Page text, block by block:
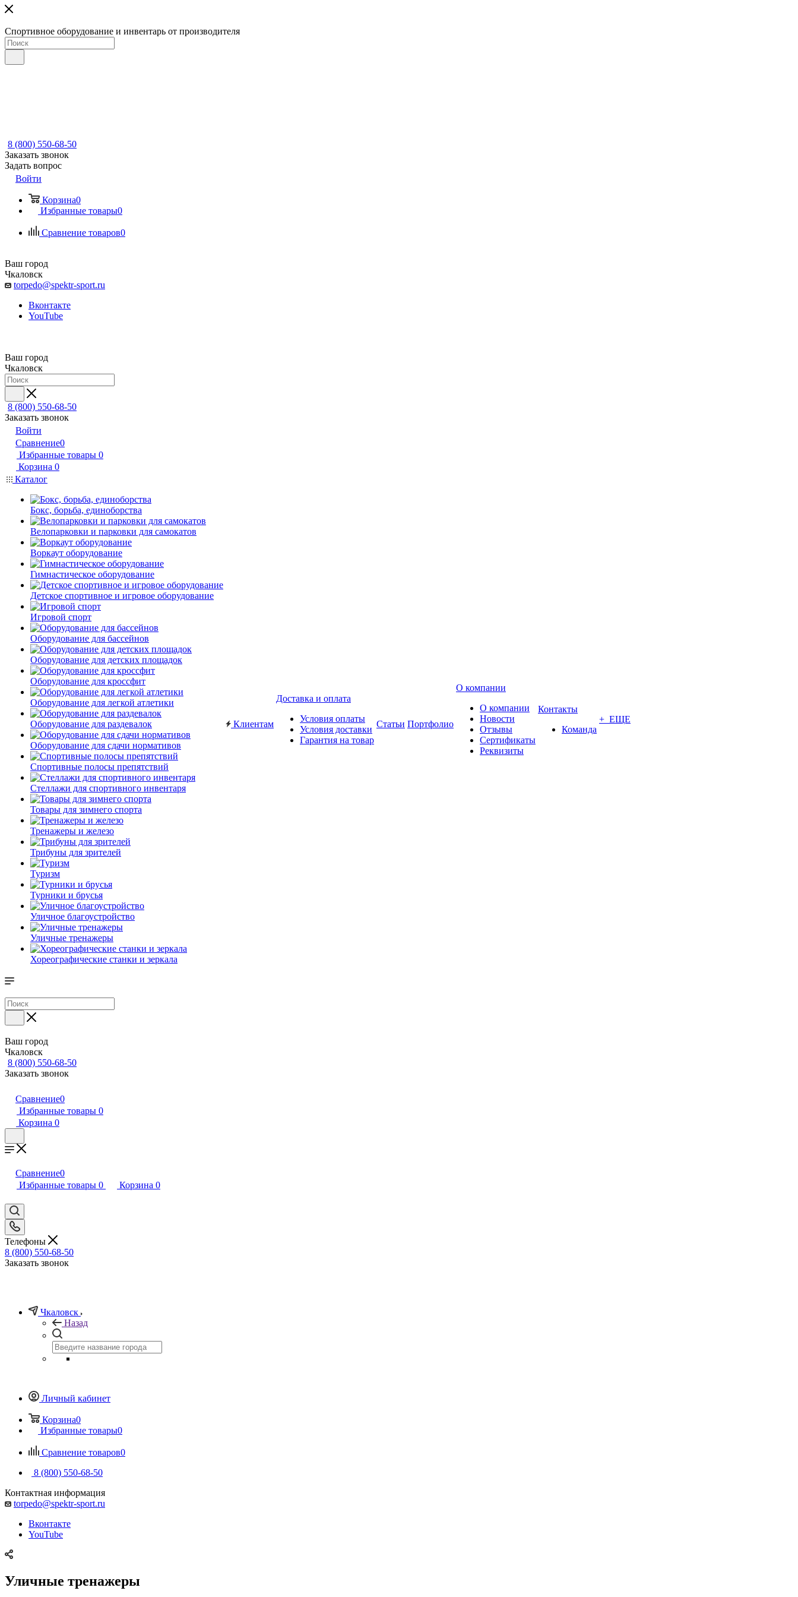
Спортивное оборудование и инвентарь от производителя
8 (800) 550-68-50
Заказать звонок
Задать вопрос
Войти
Корзина0
Избранные товары0
Сравнение товаров0
Ваш город
Чкаловск
torpedo@spektr-sport.ru
Вконтакте
YouTube
Ваш город
Чкаловск
8 (800) 550-68-50
Заказать звонок
Войти
Сравнение0
Избранные товары 0
Корзина 0
Каталог
Бокс, борьба, единоборства
Велопарковки и парковки для самокатов
Воркаут оборудование
Гимнастическое оборудование
Детское спортивное и игровое оборудование
Игровой спорт
Оборудование для бассейнов
Оборудование для детских площадок
Оборудование для кроссфит
Оборудование для легкой атлетики
Оборудование для раздевалок
Оборудование для сдачи нормативов
Спортивные полосы препятствий
Стеллажи для спортивного инвентаря
Товары для зимнего спорта
Тренажеры и железо
Трибуны для зрителей
Туризм
Турники и брусья
Уличное благоустройство
Уличные тренажеры
Хореографические станки и зеркала
Клиентам
Доставка и оплата
Условия оплаты
Условия доставки
Гарантия на товар
Статьи Портфолио
О компании
О компании
Новости
Отзывы
Сертификаты
Реквизиты
Контакты
Команда
+ ЕЩЕ
Ваш город
Чкаловск
8 (800) 550-68-50
Заказать звонок
Сравнение0
Избранные товары 0
Корзина 0
Сравнение0
Избранные товары 0 Корзина 0
Телефоны
8 (800) 550-68-50
Заказать звонок
Чкаловск
Назад
Личный кабинет
Корзина0
Избранные товары0
Сравнение товаров0
8 (800) 550-68-50
Контактная информация
torpedo@spektr-sport.ru
Вконтакте
YouTube
Уличные тренажеры